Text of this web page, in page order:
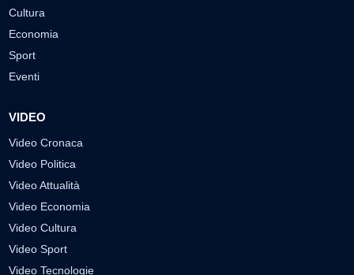
Cultura
Economia
Sport
Eventi
VIDEO
Video Cronaca
Video Politica
Video Attualità
Video Economia
Video Cultura
Video Sport
Video Tecnologie